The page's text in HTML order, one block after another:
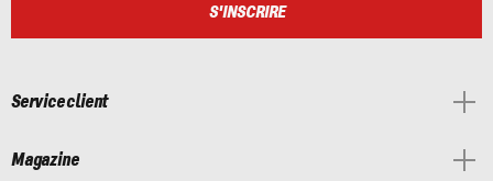
S'INSCRIRE
Service client
Magazine